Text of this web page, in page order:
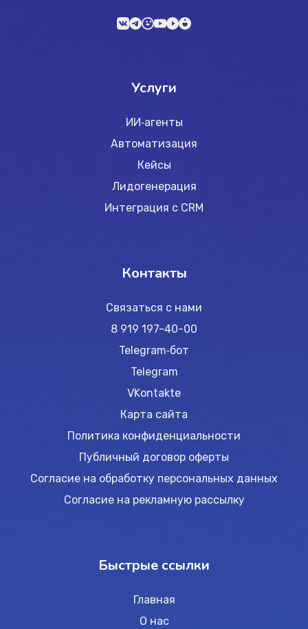
Услуги
ИИ‑агенты
Автоматизация
Кейсы
Лидогенерация
Интеграция с CRM
Контакты
Связаться с нами
8 919 197-40-00
Telegram‑бот
Telegram
VKontakte
Карта сайта
Политика конфиденциальности
Публичный договор оферты
Согласие на обработку персональных данных
Согласие на рекламную рассылку
Быстрые ссылки
Главная
О нас